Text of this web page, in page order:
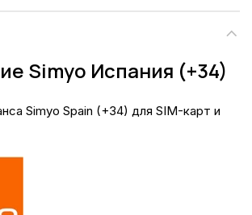
Simyo Испания (+34)
Simyo Spain (+34) для SIM-карт и